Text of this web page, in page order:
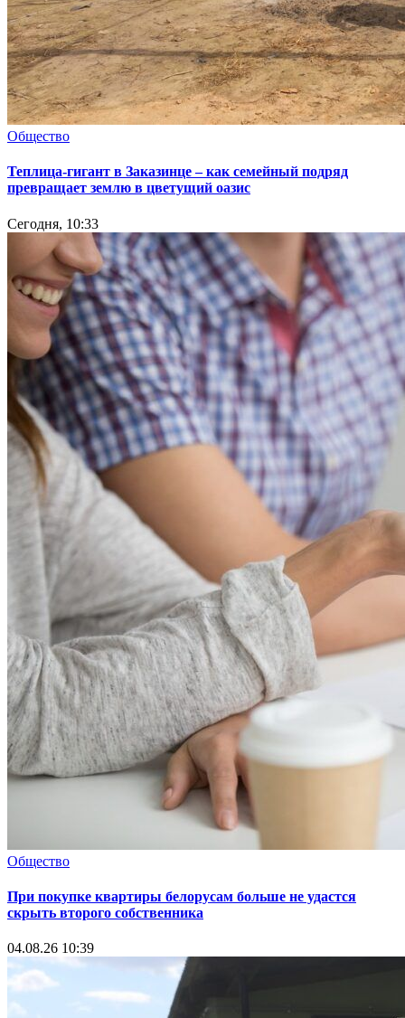
Общество
Теплица-гигант в Заказинце – как семейный подряд
превращает землю в цветущий оазис
Сегодня, 10:33
Общество
При покупке квартиры белорусам больше не удастся
скрыть второго собственника
04.08.26 10:39